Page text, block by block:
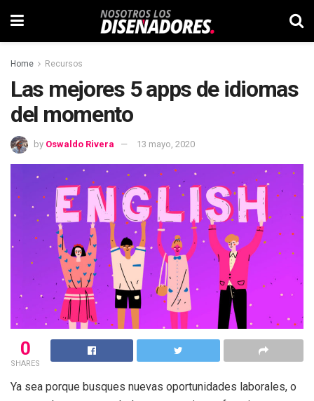
Home Recursos
Las mejores 5 apps de idiomas
del momento
by Oswaldo Rivera 13 mayo, 2020
0
SHARES
Ya sea porque busques nuevas oportunidades laborales, o